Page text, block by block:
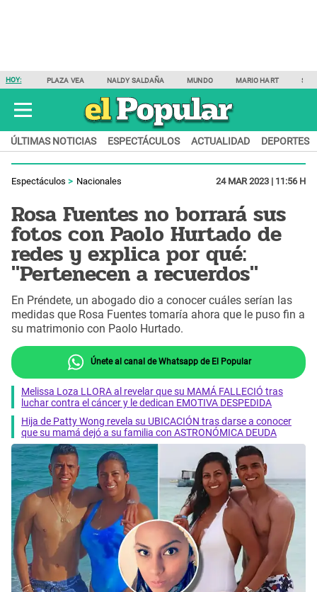
HOY: PLAZA VEA NALDY SALDAÑA MUNDO MARIO HART
ÚLTIMAS NOTICIAS ESPECTÁCULOS ACTUALIDAD DEPORTES
Espectáculos Nacionales 24 MAR 2023 | 11:56 H
Rosa Fuentes no borrará sus
fotos con Paolo Hurtado de
redes y explica por qué:
"Pertenecen a recuerdos"
En Préndete, un abogado dio a conocer cuáles serían las
medidas que Rosa Fuentes tomaría ahora que le puso fin a
su matrimonio con Paolo Hurtado.
Únete al canal de Whatsapp de El Popular
Melissa Loza LLORA al revelar que su MAMÁ FALLECIÓ tras
luchar contra el cáncer y le dedican EMOTIVA DESPEDIDA
Hija de Patty Wong revela su UBICACIÓN tras darse a conocer
que su mamá dejó a su familia con ASTRONÓMICA DEUDA